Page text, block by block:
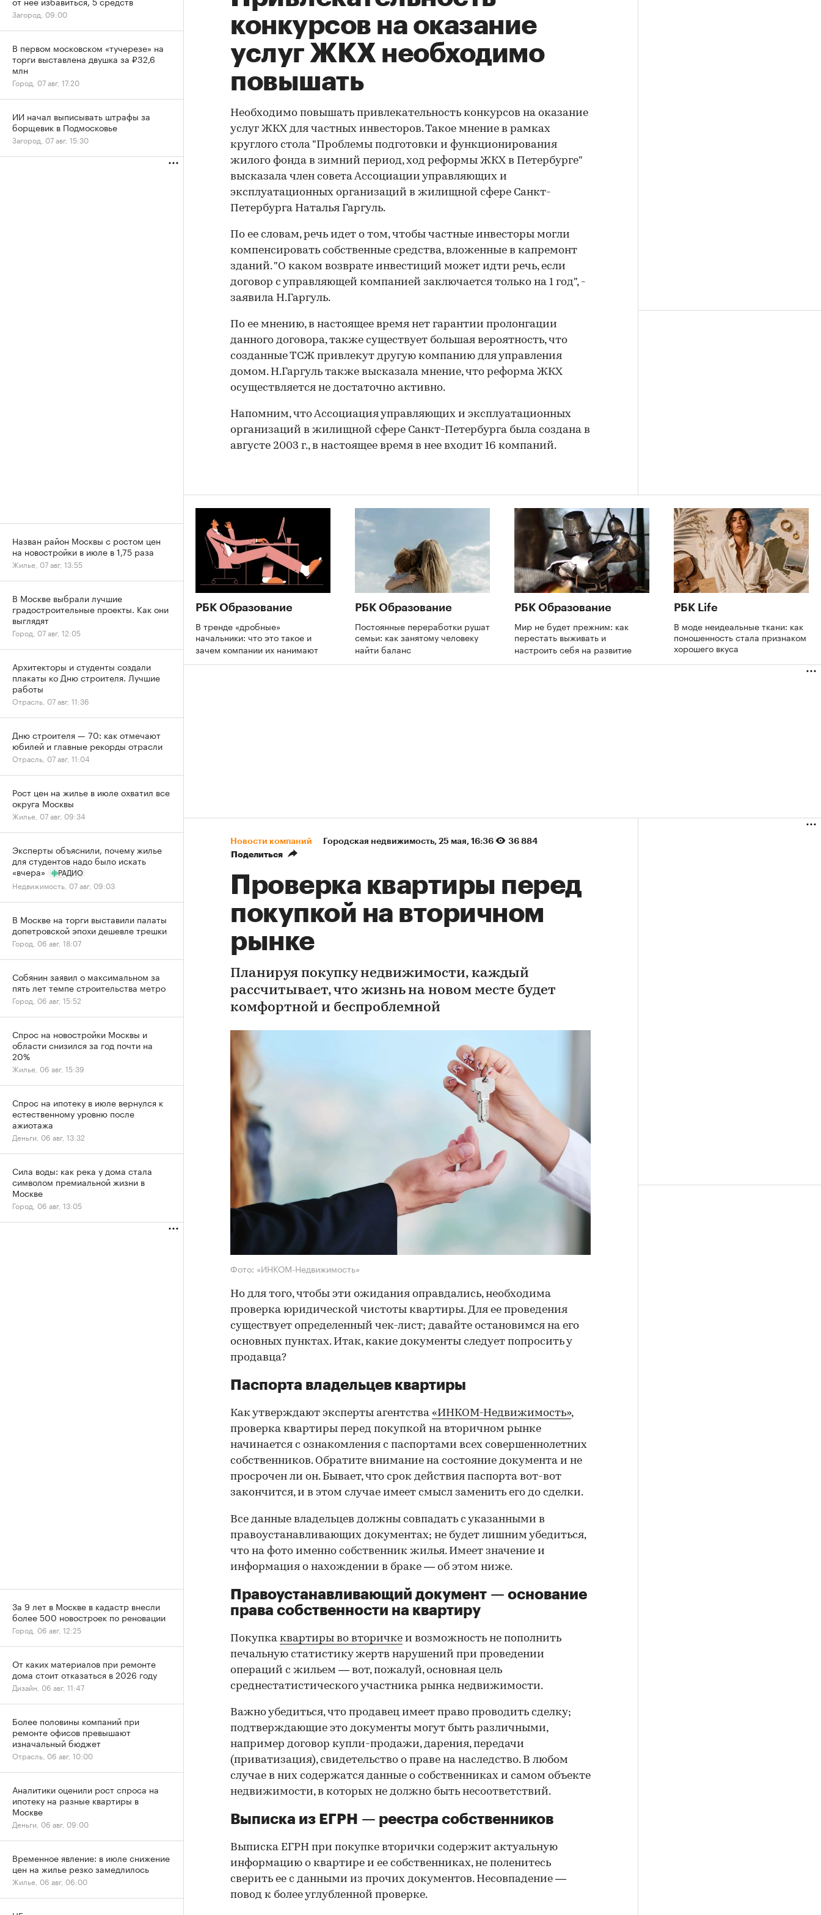
конкурсов на оказание
услуг ЖКХ необходимо
повышать
Необходимо повышать привлекательность конкурсов на оказание
услуг ЖКХ для частных инвесторов. Такое мнение в рамках
круглого стола "Проблемы подготовки и функционирования
жилого фонда в зимний период, ход реформы ЖКХ в Петербурге"
высказала член совета Ассоциации управляющих и
эксплуатационных организаций в жилищной сфере Санкт-
Петербурга Наталья Гаргуль.
По ее словам, речь идет о том, чтобы частные инвесторы могли
компенсировать собственные средства, вложенные в капремонт
зданий. "О каком возврате инвестиций может идти речь, если
договор с управляющей компанией заключается только на 1 год", -
заявила Н.Гаргуль.
По ее мнению, в настоящее время нет гарантии пролонгации
данного договора, также существует большая вероятность, что
созданные ТСЖ привлекут другую компанию для управления
домом. Н.Гаргуль также высказала мнение, что реформа ЖКХ
осуществляется не достаточно активно.
Напомним, что Ассоциация управляющих и эксплуатационных
организаций в жилищной сфере Санкт-Петербурга была создана в
августе 2003 г., в настоящее время в нее входит 16 компаний.
РБК Образование
В тренде «дробные»
начальники: что это такое и
зачем компании их нанимают
РБК Образование
Постоянные переработки рушат
семьи: как занятому человеку
найти баланс
РБК Образование
Мир не будет прежним: как
перестать выживать и
настроить себя на развитие
РБК Life
В моде неидеальные ткани: как
поношенность стала признаком
хорошего вкуса
Новости компаний Городская недвижимость⁠, 25 мая, 16:36
36 884
Поделиться
Проверка квартиры перед
покупкой на вторичном
рынке
Планируя покупку недвижимости, каждый
рассчитывает, что жизнь на новом месте будет
комфортной и беспроблемной
Фото: «ИНКОМ-Недвижимость»
Но для того, чтобы эти ожидания оправдались, необходима
проверка юридической чистоты квартиры. Для ее проведения
существует определенный чек-лист; давайте остановимся на его
основных пунктах. Итак, какие документы следует попросить у
продавца?
Паспорта владельцев квартиры
Как утверждают эксперты агентства «ИНКОМ-Недвижимость»,
проверка квартиры перед покупкой на вторичном рынке
начинается с ознакомления с паспортами всех совершеннолетних
собственников. Обратите внимание на состояние документа и не
просрочен ли он. Бывает, что срок действия паспорта вот-вот
закончится, и в этом случае имеет смысл заменить его до сделки.
Все данные владельцев должны совпадать с указанными в
правоустанавливающих документах; не будет лишним убедиться,
что на фото именно собственник жилья. Имеет значение и
информация о нахождении в браке — об этом ниже.
Правоустанавливающий документ — основание
права собственности на квартиру
Покупка квартиры во вторичке и возможность не пополнить
печальную статистику жертв нарушений при проведении
операций с жильем — вот, пожалуй, основная цель
среднестатистического участника рынка недвижимости.
Важно убедиться, что продавец имеет право проводить сделку;
подтверждающие это документы могут быть различными,
например договор купли-продажи, дарения, передачи
(приватизация), свидетельство о праве на наследство. В любом
случае в них содержатся данные о собственниках и самом объекте
недвижимости, в которых не должно быть несоответствий.
Выписка из ЕГРН — реестра собственников
Выписка ЕГРН при покупке вторички содержит актуальную
информацию о квартире и ее собственниках, не поленитесь
сверить ее с данными из прочих документов. Несовпадение —
повод к более углубленной проверке.
Загород, 09:00
В первом московском «тучерезе» на
торги выставлена двушка за ₽32,6
млн
Город, 07 авг, 17:20
ИИ начал выписывать штрафы за
борщевик в Подмосковье
Загород, 07 авг, 15:30
Назван район Москвы с ростом цен
на новостройки в июле в 1,75 раза
Жилье, 07 авг, 13:55
В Москве выбрали лучшие
градостроительные проекты. Как они
выглядят
Город, 07 авг, 12:05
Архитекторы и студенты создали
плакаты ко Дню строителя. Лучшие
работы
Отрасль, 07 авг, 11:36
Дню строителя — 70: как отмечают
юбилей и главные рекорды отрасли
Отрасль, 07 авг, 11:04
Рост цен на жилье в июле охватил все
округа Москвы
Жилье, 07 авг, 09:34
Эксперты объяснили, почему жилье
для студентов надо было искать
«вчера»
РАДИО
Недвижимость, 07 авг, 09:03
В Москве на торги выставили палаты
допетровской эпохи дешевле трешки
Город, 06 авг, 18:07
Собянин заявил о максимальном за
пять лет темпе строительства метро
Город, 06 авг, 15:52
Спрос на новостройки Москвы и
области снизился за год почти на
20%
Жилье, 06 авг, 15:39
Спрос на ипотеку в июле вернулся к
естественному уровню после
ажиотажа
Деньги, 06 авг, 13:32
Сила воды: как река у дома стала
символом премиальной жизни в
Москве
Город, 06 авг, 13:05
За 9 лет в Москве в кадастр внесли
более 500 новостроек по реновации
Город, 06 авг, 12:25
От каких материалов при ремонте
дома стоит отказаться в 2026 году
Дизайн, 06 авг, 11:47
Более половины компаний при
ремонте офисов превышают
изначальный бюджет
Отрасль, 06 авг, 10:00
Аналитики оценили рост спроса на
ипотеку на разные квартиры в
Москве
Деньги, 06 авг, 09:00
Временное явление: в июле снижение
цен на жилье резко замедлилось
Жилье, 06 авг, 06:00